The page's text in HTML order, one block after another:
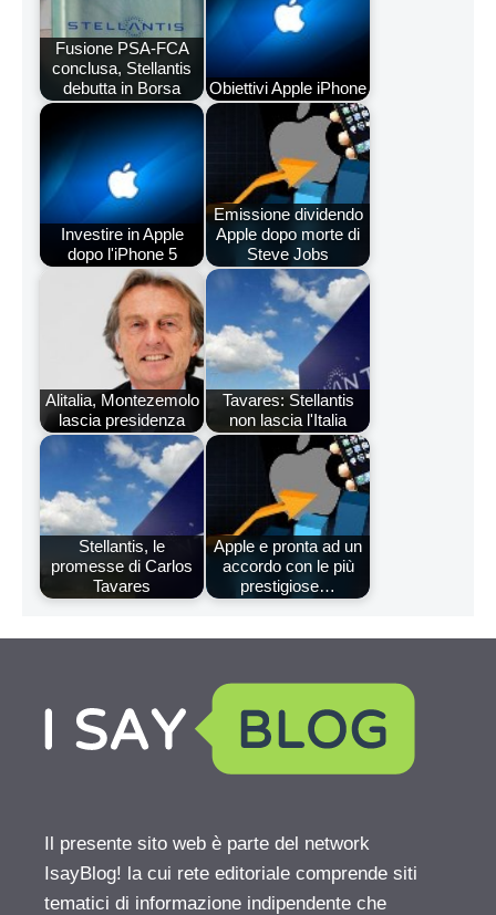
Fusione PSA-FCA
conclusa, Stellantis
debutta in Borsa
Obiettivi Apple iPhone
Investire in Apple
dopo l'iPhone 5
Emissione dividendo
Apple dopo morte di
Steve Jobs
Alitalia, Montezemolo
lascia presidenza
Tavares: Stellantis
non lascia l'Italia
Stellantis, le
promesse di Carlos
Tavares
Apple e pronta ad un
accordo con le più
prestigiose…
Il presente sito web è parte del network
IsayBlog! la cui rete editoriale comprende siti
tematici di informazione indipendente che